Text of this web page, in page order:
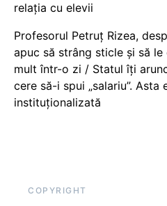
relația cu elevii
Profesorul Petruț Rizea,
apuc să strâng sticle și să le
mult într-o zi / Statul îți
cere să-i spui „salariu”. Asta
instituționalizată
COPYRIGHT